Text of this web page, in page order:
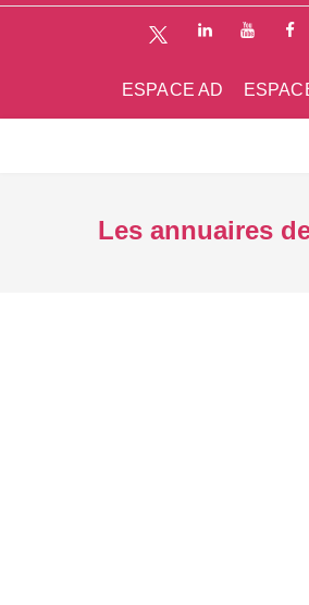
ESPACE AD
Les annuaires